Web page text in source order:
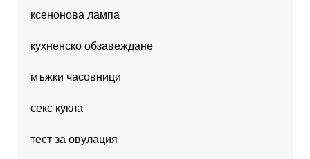
ксенонова лампа
кухненско обзавеждане
мъжки часовници
секс кукла
тест за овулация